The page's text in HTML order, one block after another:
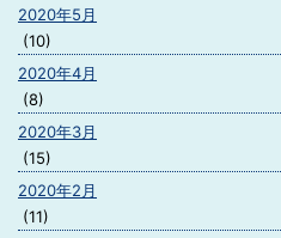
2020年5月
(10)
2020年4月
(8)
2020年3月
(15)
2020年2月
(11)